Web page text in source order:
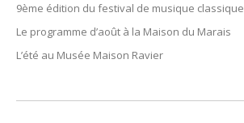
9ème édition du festival de musique classique
Le programme d’août à la Maison du Marais
L’été au Musée Maison Ravier